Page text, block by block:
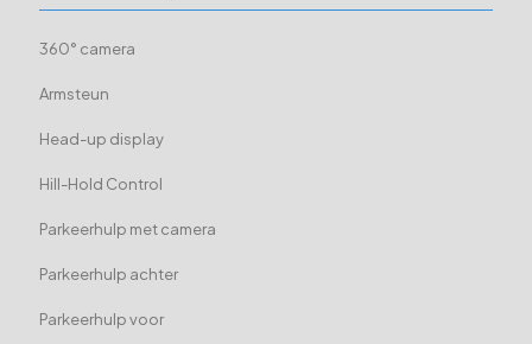
360° camera
Armsteun
Head-up display
Hill-Hold Control
Parkeerhulp met camera
Parkeerhulp achter
Parkeerhulp voor